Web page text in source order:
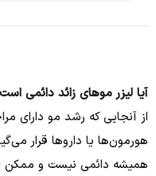
آیا لیزر موهای زائد دائمی
از آنجایی که رشد مو دارای
هورمون‌ها یا داروها قرار
همیشه دائمی نیست و ممکن